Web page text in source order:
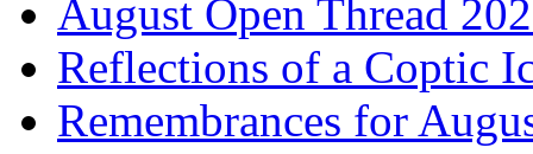
August Open Thread
Reflections of a Coptic
Remembrances for